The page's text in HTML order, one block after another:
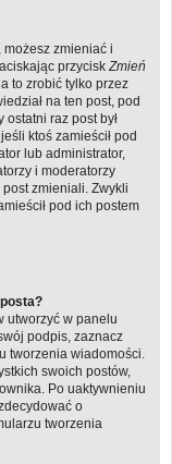
zmieniać i
przycisk Zmień
to zrobić tylko przez
na ten post, pod
raz post był
ktoś zamieścił pod
lub administrator,
i moderatorzy
zmieniali. Zwykli
pod ich postem
utworzyć w panelu
podpis, zaznacz
tworzenia wiadomości.
swoich postów,
Po uaktywnieniu
o
tworzenia